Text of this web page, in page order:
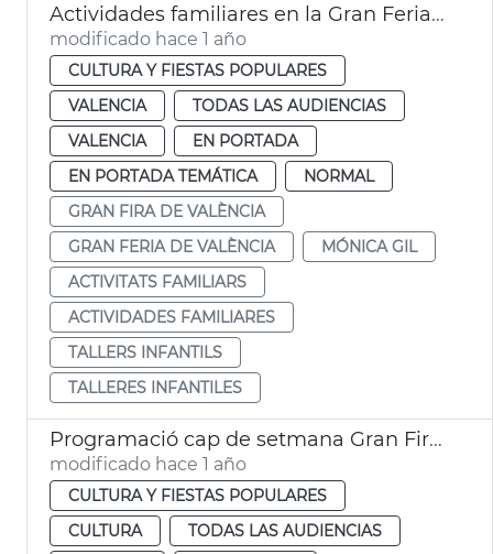
Actividades familiares en la Gran Feria de València
modificado hace 1 año
CULTURA Y FIESTAS POPULARES
VALENCIA
TODAS LAS AUDIENCIAS
VALENCIA
EN PORTADA
EN PORTADA TEMÁTICA
NORMAL
GRAN FIRA DE VALÈNCIA
GRAN FERIA DE VALÈNCIA
MÓNICA GIL
ACTIVITATS FAMILIARS
ACTIVIDADES FAMILIARES
TALLERS INFANTILS
TALLERES INFANTILES
Programació cap de setmana Gran Fira de València
modificado hace 1 año
CULTURA Y FIESTAS POPULARES
CULTURA
TODAS LAS AUDIENCIAS